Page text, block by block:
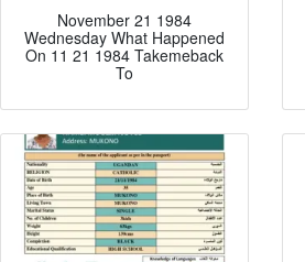
November 21 1984
Wednesday What Happened
On 11 21 1984 Takemeback
To